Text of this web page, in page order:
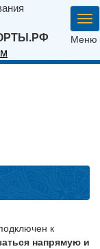
Меню
к
напрямую и